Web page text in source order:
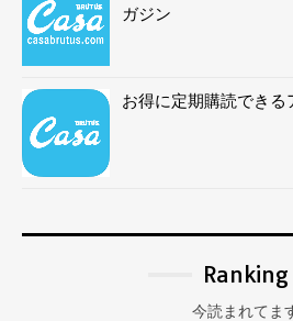
ガジン
お得に定期購読できる
Ranking
今読まれてま